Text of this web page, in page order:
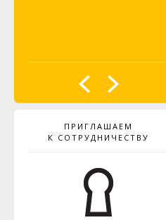
ПРИГЛАШАЕМ
К СОТРУДНИЧЕСТВУ